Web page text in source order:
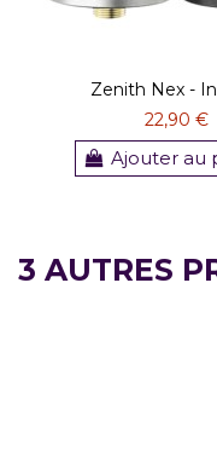
Zenith Nex -
22,90 €
Ajouter au
3 AUTRES